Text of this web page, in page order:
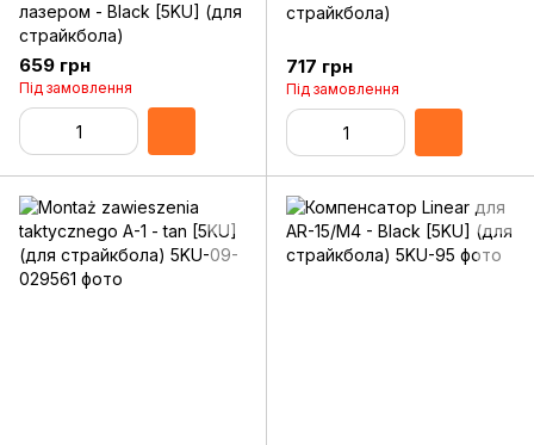
лазером - Black [5KU] (для
страйкбола)
659 грн
Під замовлення
страйкбола)
717 грн
Під замовлення